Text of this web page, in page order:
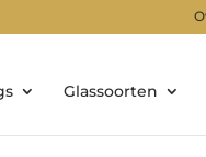
Glassoorten